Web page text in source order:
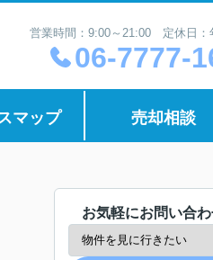
営業時間：9:00～21:00 定休日：
06-7777-
マップ 売却相談
お気軽にお問い合